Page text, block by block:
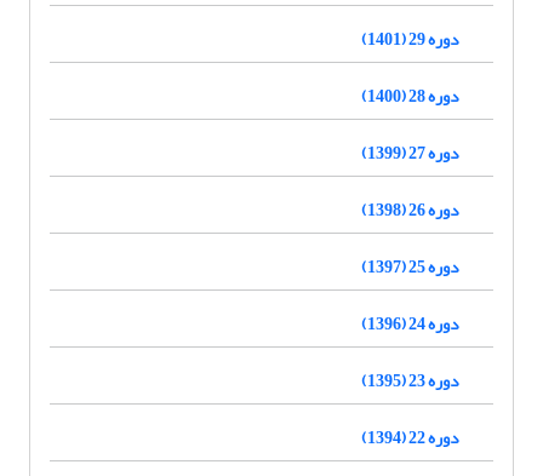
دوره 29 (1401)
دوره 28 (1400)
دوره 27 (1399)
دوره 26 (1398)
دوره 25 (1397)
دوره 24 (1396)
دوره 23 (1395)
دوره 22 (1394)